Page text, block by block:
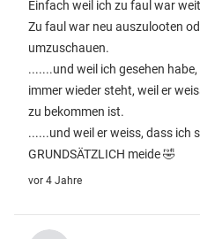
Einfach weil ich zu faul war
Zu faul war neu auszulooten
umzuschauen.
.......und weil ich gesehen
immer wieder steht, weil er
zu bekommen ist.
......und weil er weiss, dass ich
GRUNDSÄTZLICH meide 🤣
vor 4 Jahre